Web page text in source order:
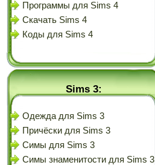
Программы для Sims 4
Скачать Sims 4
Коды для Sims 4
Sims 3:
Одежда для Sims 3
Причёски для Sims 3
Симы для Sims 3
Симы знаменитости для Sims 3